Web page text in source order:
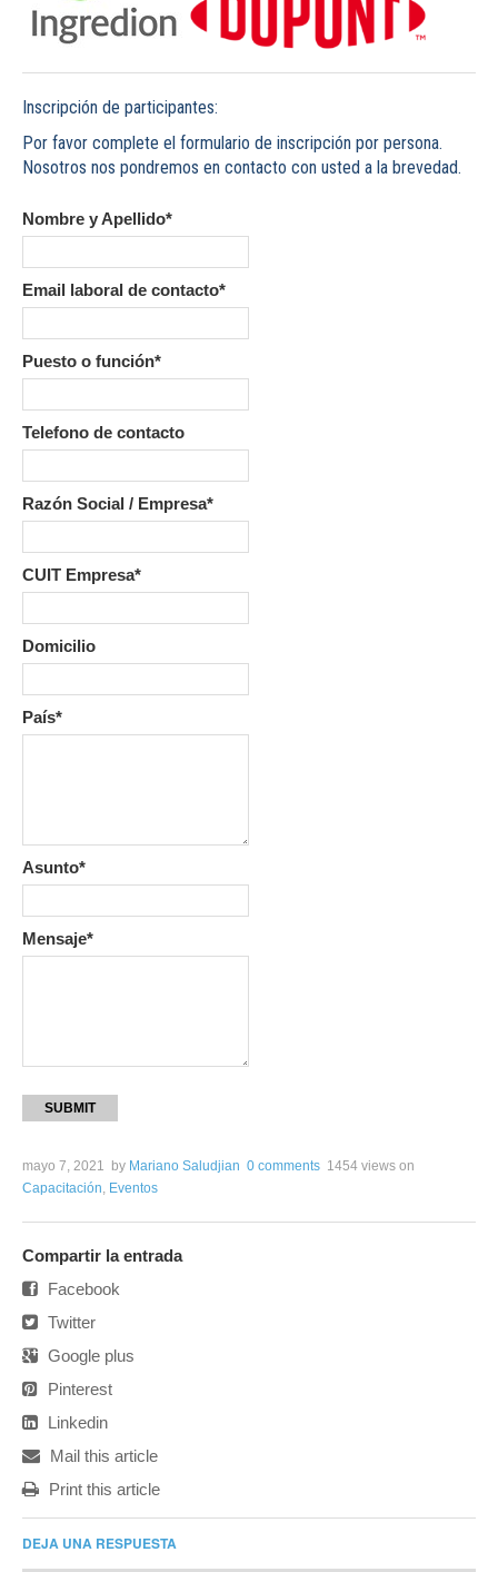
Inscripción de participantes:
Por favor complete el formulario de inscripción por persona.
Nosotros nos pondremos en contacto con usted a la brevedad.
Nombre y Apellido*
Email laboral de contacto*
Puesto o función*
Telefono de contacto
Razón Social / Empresa*
CUIT Empresa*
Domicilio
País*
Asunto*
Mensaje*
SUBMIT
mayo 7, 2021 by Mariano Saludjian 0 comments 1454 views on
Capacitación, Eventos
Compartir la entrada
Facebook
Twitter
Google plus
Pinterest
Linkedin
Mail this article
Print this article
DEJA UNA RESPUESTA